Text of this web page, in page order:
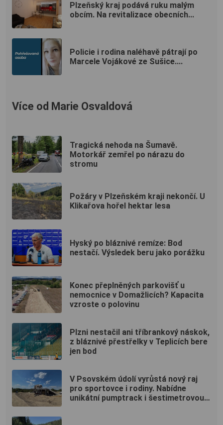
Plzeňský kraj podává ruku malým
obcím. Na revitalizace obecních...
Policie i rodina naléhavě pátrají po
Marcele Vojákové ze Sušice....
Více od Marie Osvaldová
Tragická nehoda na Šumavě.
Motorkář zemřel po nárazu do
stromu
Požáry v Plzeňském kraji nekončí. U
Klikařova hořel hektar lesa
Hyský po bláznivé remíze: Bod
nestačí. Výsledek beru jako porážku
Konec přeplněných parkovišť u
nemocnice v Domažlicích? Kapacita
vzroste o polovinu
Plzni nestačil ani tříbrankový náskok,
z bláznivé přestřelky v Teplicích bere
jen bod
V Psovském údolí vyrůstá nový raj
pro sportovce i rodiny. Nabídne
unikátní pumptrack i šestimetrovou